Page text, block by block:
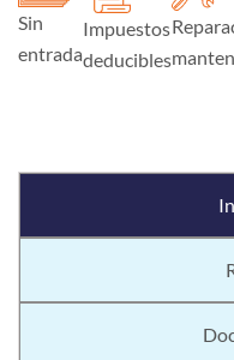
Sin
entrada
Impuestos
deducibles